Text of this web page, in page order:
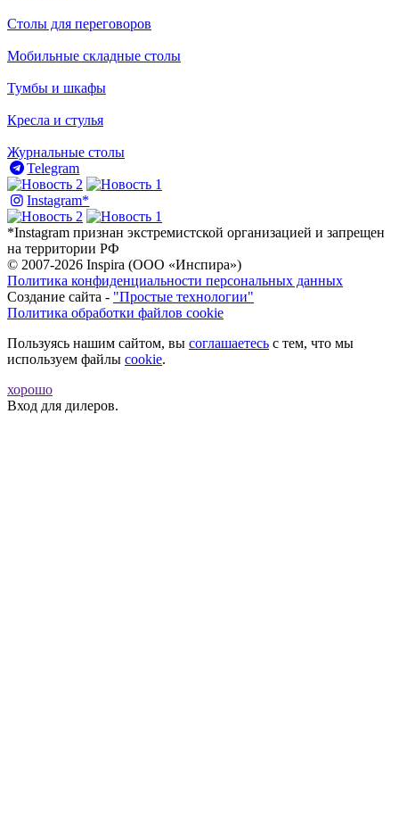
Столы для переговоров
Мобильные складные столы
Тумбы и шкафы
Кресла и стулья
Журнальные столы
Telegram
Instagram*
*Instagram признан экстремистской организацией и запрещен
на территории РФ
© 2007-2026 Inspira (ООО «Инспира»)
Политика конфиденциальности персональных данных
Создание сайта - "Простые технологии"
Политика обработки файлов cookie
Пользуясь нашим сайтом, вы соглашаетесь с тем, что мы
используем файлы cookie.
хорошо
Вход для дилеров.